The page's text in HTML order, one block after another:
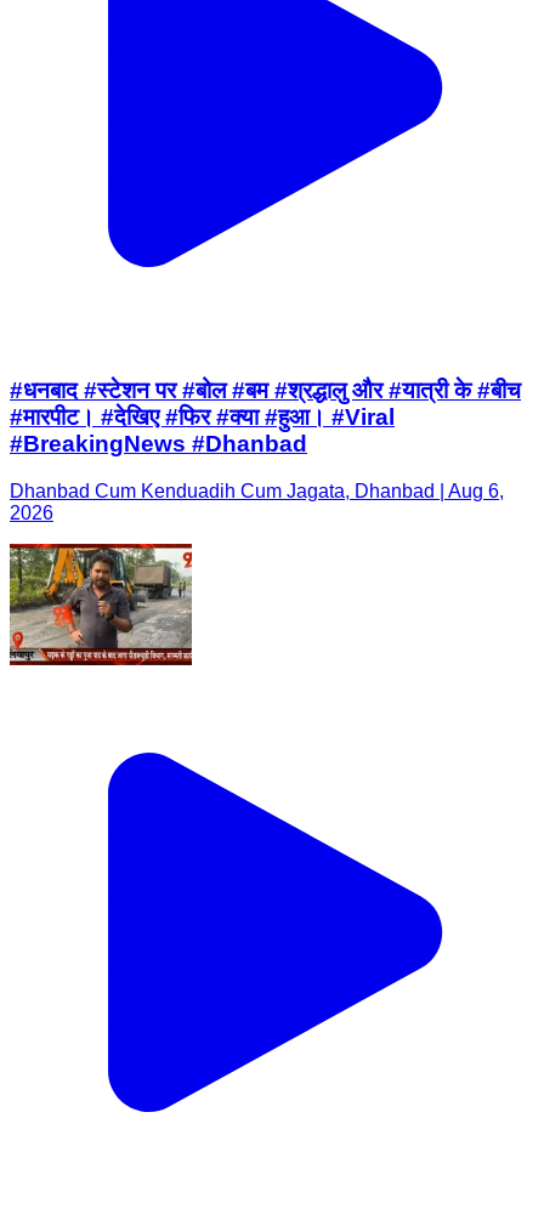
#धनबाद #स्टेशन पर #बोल #बम #श्रद्धालु और #यात्री के #बीच
#मारपीट। #देखिए #फिर #क्या #हुआ। #Viral
#BreakingNews #Dhanbad
Dhanbad Cum Kenduadih Cum Jagata, Dhanbad | Aug 6,
2026